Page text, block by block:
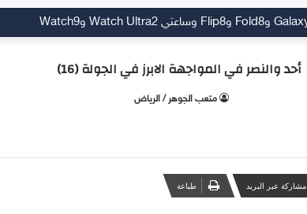
أحد والنصر في المواجهة الابرز في الجولة (16)
متعب الجوهر / الرياض
مشاركة عبر البريد طباعة